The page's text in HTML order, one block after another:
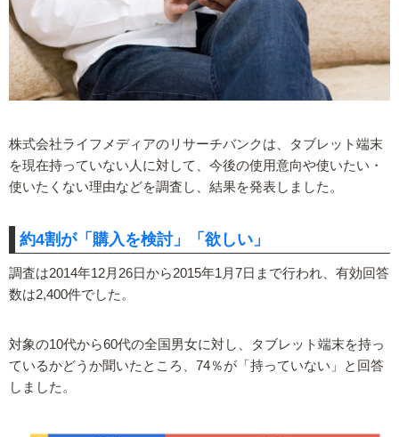
株式会社ライフメディアのリサーチバンクは、タブレット端末
を現在持っていない人に対して、今後の使用意向や使いたい・
使いたくない理由などを調査し、結果を発表しました。
約4割が「購入を検討」「欲しい」
調査は2014年12月26日から2015年1月7日まで行われ、有効回答
数は2,400件でした。
対象の10代から60代の全国男女に対し、タブレット端末を持っ
ているかどうか聞いたところ、74％が「持っていない」と回答
しました。